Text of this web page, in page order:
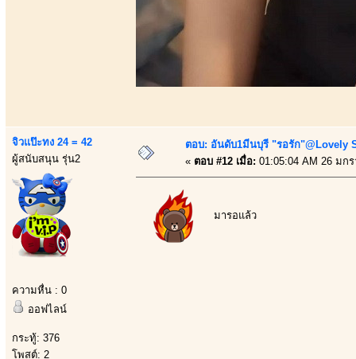
จิวแป๊ะทง 24 = 42
ผู้สนับสนุน รุ่น2
ความหื่น : 0
ออฟไลน์
กระทู้: 376
โพสต์: 2
ตอบ: อันดับ1มีนบุรี "รอรัก"@Lovely
« ตอบ #12 เมื่อ: 01:05:04 AM 26 มก
มารอแล้ว